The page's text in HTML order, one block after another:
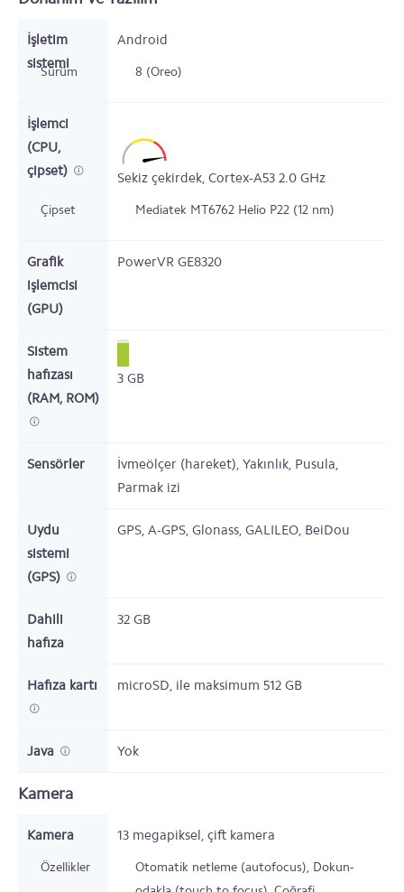
İşletim
sistemi
Android
Sürüm 8 (Oreo)
İşlemci
(CPU,
çipset)
Sekiz çekirdek, Cortex-A53 2.0 GHz
Çipset Mediatek MT6762 Helio P22 (12 nm)
Grafik
işlemcisi
(GPU)
PowerVR GE8320
Sistem
hafızası
(RAM, ROM)
3 GB
Sensörler
İvmeölçer (hareket), Yakınlık, Pusula,
Parmak izi
Uydu
sistemi
(GPS)
GPS, A-GPS, Glonass, GALILEO, BeiDou
Dahili
hafıza
32 GB
Hafıza kartı microSD, ile maksimum 512 GB
Java Yok
Kamera
Kamera 13 megapiksel, çift kamera
Özellikler
Otomatik netleme (autofocus), Dokun-